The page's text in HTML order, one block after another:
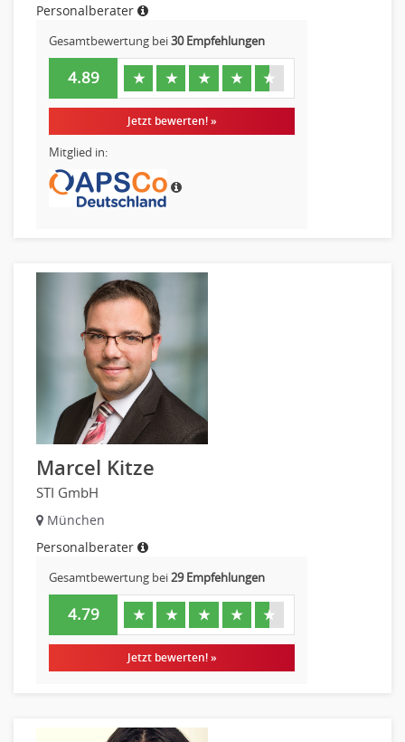
Personalberater
Gesamtbewertung bei30 Empfehlungen
4.89 ★ ★ ★ ★ ★
Jetzt bewerten! »
Mitglied in:
Marcel Kitze
STI GmbH
München
Personalberater
Gesamtbewertung bei29 Empfehlungen
4.79 ★ ★ ★ ★ ★
Jetzt bewerten! »